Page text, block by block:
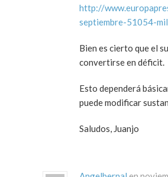
http://
septiembre-51054-
Bien es cierto que el
convertirse en déficit.
Esto dependerá
puede modificar
Saludos, Juanjo